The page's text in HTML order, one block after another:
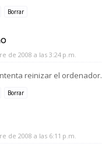
Borrar
de 2008 a las 3:24 p.m.
intenta reinizar el ordenador.
Borrar
de 2008 a las 6:11 p.m.